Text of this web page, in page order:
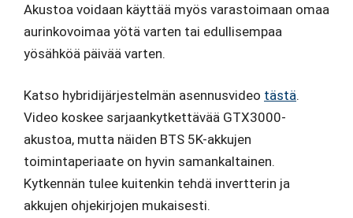
Akustoa voidaan käyttää myös varastoimaan omaa
aurinkovoimaa yötä varten tai edullisempaa
yösähköä päivää varten.
Katso hybridijärjestelmän asennusvideo tästä.
Video koskee sarjaankytkettävää GTX3000-
akustoa, mutta näiden BTS 5K-akkujen
toimintaperiaate on hyvin samankaltainen.
Kytkennän tulee kuitenkin tehdä invertterin ja
akkujen ohjekirjojen mukaisesti.